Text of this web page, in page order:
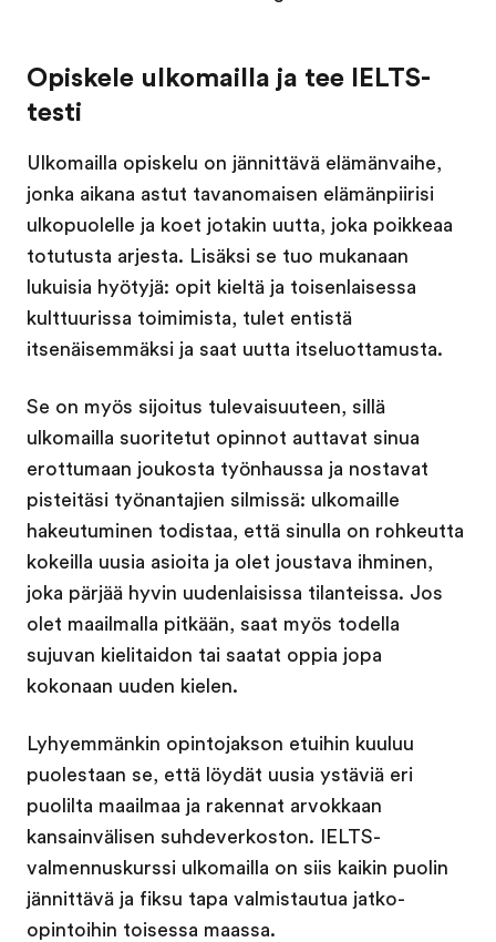
Opiskele ulkomailla ja tee IELTS-
testi
Ulkomailla opiskelu on jännittävä elämänvaihe,
jonka aikana astut tavanomaisen elämänpiirisi
ulkopuolelle ja koet jotakin uutta, joka poikkeaa
totutusta arjesta. Lisäksi se tuo mukanaan
lukuisia hyötyjä: opit kieltä ja toisenlaisessa
kulttuurissa toimimista, tulet entistä
itsenäisemmäksi ja saat uutta itseluottamusta.
Se on myös sijoitus tulevaisuuteen, sillä
ulkomailla suoritetut opinnot auttavat sinua
erottumaan joukosta työnhaussa ja nostavat
pisteitäsi työnantajien silmissä: ulkomaille
hakeutuminen todistaa, että sinulla on rohkeutta
kokeilla uusia asioita ja olet joustava ihminen,
joka pärjää hyvin uudenlaisissa tilanteissa. Jos
olet maailmalla pitkään, saat myös todella
sujuvan kielitaidon tai saatat oppia jopa
kokonaan uuden kielen.
Lyhyemmänkin opintojakson etuihin kuuluu
puolestaan se, että löydät uusia ystäviä eri
puolilta maailmaa ja rakennat arvokkaan
kansainvälisen suhdeverkoston. IELTS-
valmennuskurssi ulkomailla on siis kaikin puolin
jännittävä ja fiksu tapa valmistautua jatko-
opintoihin toisessa maassa.